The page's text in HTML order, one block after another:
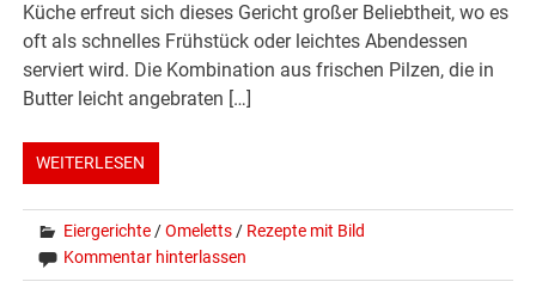
Küche erfreut sich dieses Gericht großer Beliebtheit, wo es
oft als schnelles Frühstück oder leichtes Abendessen
serviert wird. Die Kombination aus frischen Pilzen, die in
Butter leicht angebraten […]
WEITERLESEN
Eiergerichte /Omeletts / Rezepte mit Bild
Kommentar hinterlassen